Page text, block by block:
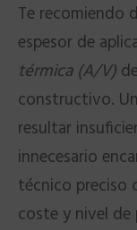
Te recomiendo
espesor de
térmica (A/V)
constructivo.
resultar
innecesario
técnico preciso
coste y nivel